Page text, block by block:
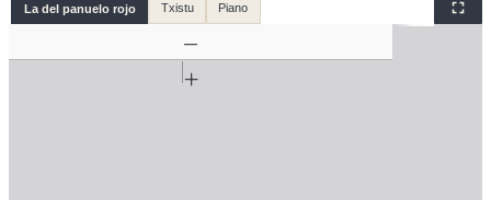
La del panuelo rojo Txistu Piano